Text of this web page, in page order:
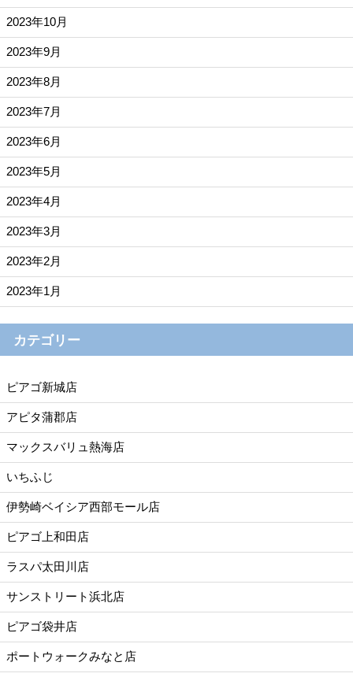
2023年10月
2023年9月
2023年8月
2023年7月
2023年6月
2023年5月
2023年4月
2023年3月
2023年2月
2023年1月
カテゴリー
ピアゴ新城店
アピタ蒲郡店
マックスバリュ熱海店
いちふじ
伊勢崎ベイシア西部モール店
ピアゴ上和田店
ラスパ太田川店
サンストリート浜北店
ピアゴ袋井店
ポートウォークみなと店